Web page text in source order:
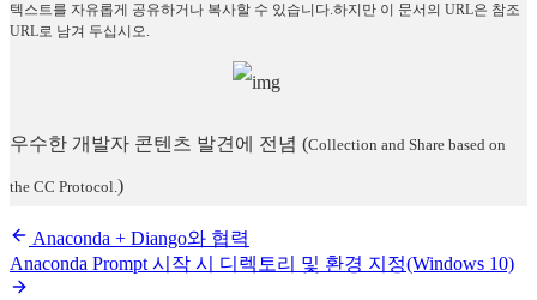
텍스트를 자유롭게 공유하거나 복사할 수 있습니다.하지만 이 문서의 URL은 참조
URL로 남겨 두십시오.
우수한 개발자 콘텐츠 발견에 전념 (Collection and Share based on
the CC Protocol.)
Anaconda + Diango와 협력
Anaconda Prompt 시작 시 디렉토리 및 환경 지정(Windows 10)